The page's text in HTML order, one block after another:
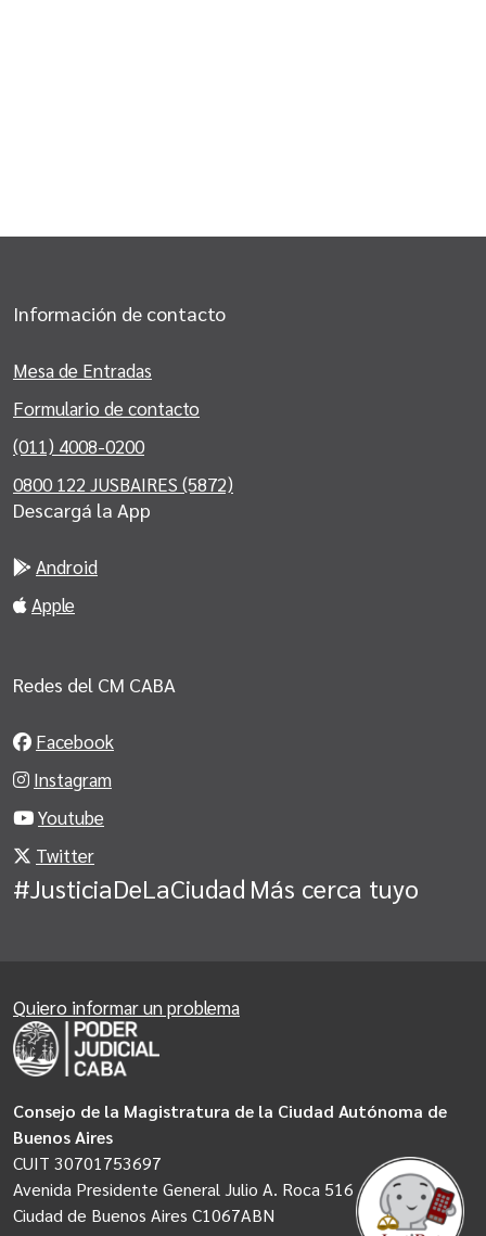
Información de contacto
Mesa de Entradas
Formulario de contacto
(011) 4008-0200
0800 122 JUSBAIRES (5872)
Descargá la App
Android
Apple
Redes del CM CABA
Facebook
Instagram
Youtube
Twitter
#JusticiaDeLaCiudad Más cerca tuyo
Consejo de la Magistratura de la Ciudad Autónoma de
Buenos Aires
CUIT 30701753697
Avenida Presidente General Julio A. Roca 516
Ciudad de Buenos Aires C1067ABN
Quiero informar un problema